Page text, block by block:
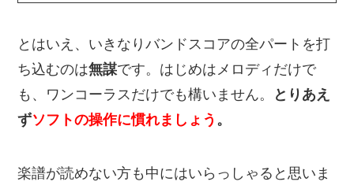
とはいえ、いきなりバンドスコアの全パートを打
ち込むのは無謀です。はじめはメロディだけで
も、ワンコーラスだけでも構いません。
とりあえ
ずソフトの操作に慣れましょう 。
楽譜が読めない方も中にはいらっしゃると思いま